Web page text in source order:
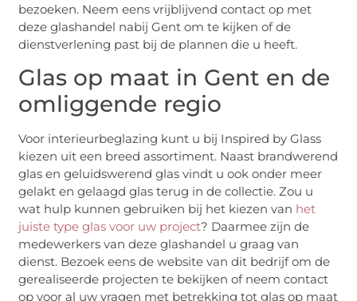
bezoeken. Neem eens vrijblijvend contact op met
deze glashandel nabij Gent om te kijken of de
dienstverlening past bij de plannen die u heeft.
Glas op maat in Gent en de
omliggende regio
Voor interieurbeglazing kunt u bij Inspired by Glass
kiezen uit een breed assortiment. Naast brandwerend
glas en geluidswerend glas vindt u ook onder meer
gelakt en gelaagd glas terug in de collectie. Zou u
wat hulp kunnen gebruiken bij het kiezen van het
juiste type glas voor uw project? Daarmee zijn de
medewerkers van deze glashandel u graag van
dienst. Bezoek eens de website van dit bedrijf om de
gerealiseerde projecten te bekijken of neem contact
op voor al uw vragen met betrekking tot glas op maat